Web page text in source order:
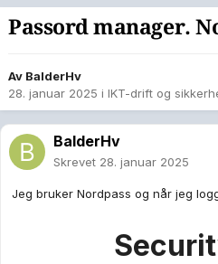
Passord manager.
Av BalderHv
28. januar 2025 i IKT-drift og
BalderHv
Skrevet 28. januar 2025
Jeg bruker Nordpass og når jeg